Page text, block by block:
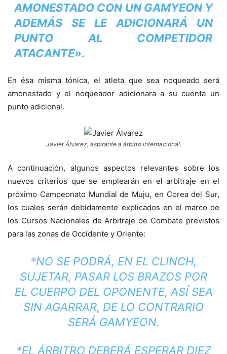
AMONESTADO CON UN GAMYEON Y
ADEMÁS SE LE ADICIONARÁ UN
PUNTO AL COMPETIDOR
ATACANTE».
En ésa misma tónica, el atleta que sea noqueado será
amonestado y el noqueador adicionara a su cuenta un
punto adicional.
Javier Álvarez, aspirante a árbitro internacional.
A continuación, algunos aspectos relevantes sobre los
nuevos criterios que se emplearán en el arbitraje en el
próximo Campeonato Mundial de Muju, en Corea del Sur,
los cuales serán debidamente explicados en el marco de
los Cursos Nacionales de Arbitraje de Combate previstos
para las zonas de Occidente y Oriente:
*NO SE PODRÁ, EN EL CLINCH,
SUJETAR, PASAR LOS BRAZOS POR
EL CUERPO DEL OPONENTE, ASÍ SEA
SIN AGARRAR, DE LO CONTRARIO
SERÁ GAMYEON.
*EL ÁRBITRO DEBERÁ ESPERAR DIEZ